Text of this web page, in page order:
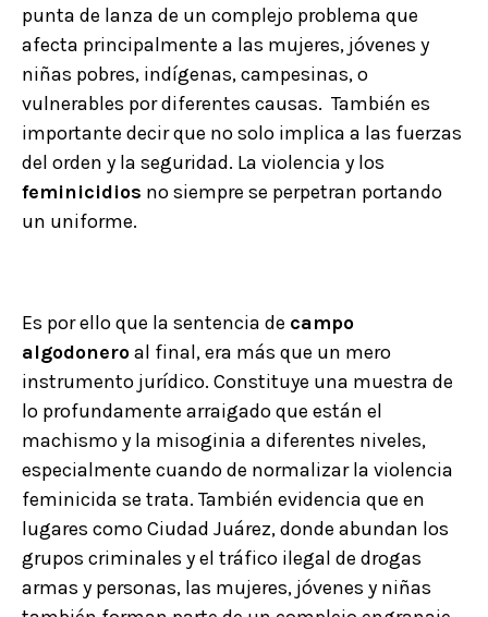
punta de lanza de un complejo problema que
afecta principalmente a las mujeres, jóvenes y
niñas pobres, indígenas, campesinas, o
vulnerables por diferentes causas. También es
importante decir que no solo implica a las fuerzas
del orden y la seguridad. La violencia y los
feminicidios no siempre se perpetran portando
un uniforme.
Es por ello que la sentencia de campo
algodoneroal final, era más que un mero
instrumento jurídico. Constituye una muestra de
lo profundamente arraigado que están el
machismo y la misoginia a diferentes niveles,
especialmente cuando de normalizar la violencia
feminicida se trata. También evidencia que en
lugares como Ciudad Juárez, donde abundan los
grupos criminales y el tráfico ilegal de drogas
armas y personas, las mujeres, jóvenes y niñas